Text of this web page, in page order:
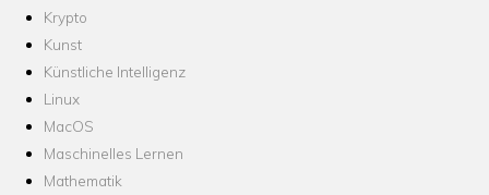
Krypto
Kunst
Künstliche Intelligenz
Linux
MacOS
Maschinelles Lernen
Mathematik